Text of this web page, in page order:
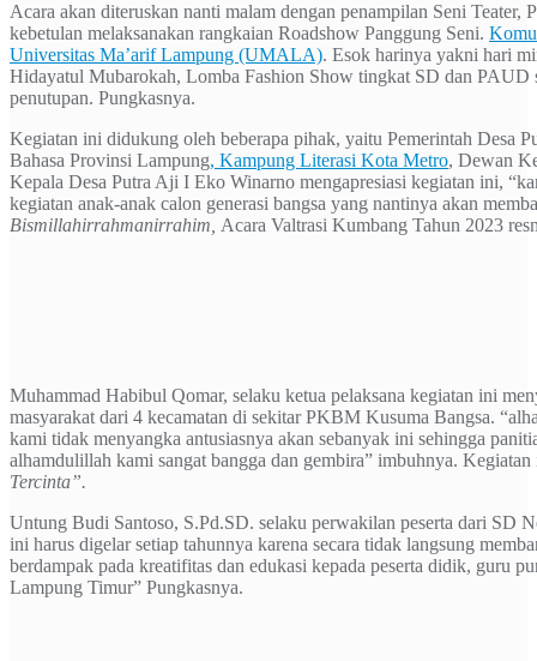
Acara akan diteruskan nanti malam dengan penampilan Seni
kebetulan melaksanakan rangkaian Roadshow Panggung Seni.
Universitas Ma’arif Lampung (UMALA). Esok harinya yakni hari
Hidayatul Mubarokah, Lomba Fashion Show tingkat SD dan PAUD
penutupan. Pungkasnya.
Kegiatan ini didukung oleh beberapa pihak, yaitu Pemerintah
Bahasa Provinsi Lampung, Kampung Literasi Kota Metro, Dewan
Kepala Desa Putra Aji I Eko Winarno mengapresiasi kegiatan ini,
kegiatan anak-anak calon generasi bangsa yang nantinya akan
Bismillahirrahmanirrahim, Acara Valtrasi Kumbang Tahun 2023
Muhammad Habibul Qomar, selaku ketua pelaksana kegiatan ini
masyarakat dari 4 kecamatan di sekitar PKBM Kusuma Bangsa.
kami tidak menyangka antusiasnya akan sebanyak ini sehingga
alhamdulillah kami sangat bangga dan gembira” imbuhnya.
Tercinta”.
Untung Budi Santoso, S.Pd.SD. selaku perwakilan peserta dari SD
ini harus digelar setiap tahunnya karena secara tidak langsung
berdampak pada kreatifitas dan edukasi kepada peserta didik, guru
Lampung Timur” Pungkasnya.